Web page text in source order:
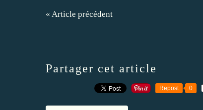
« Article précédent
Partager cet article
Repost 0